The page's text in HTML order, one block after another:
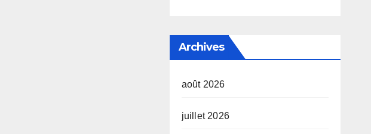
Archives
août 2026
juillet 2026